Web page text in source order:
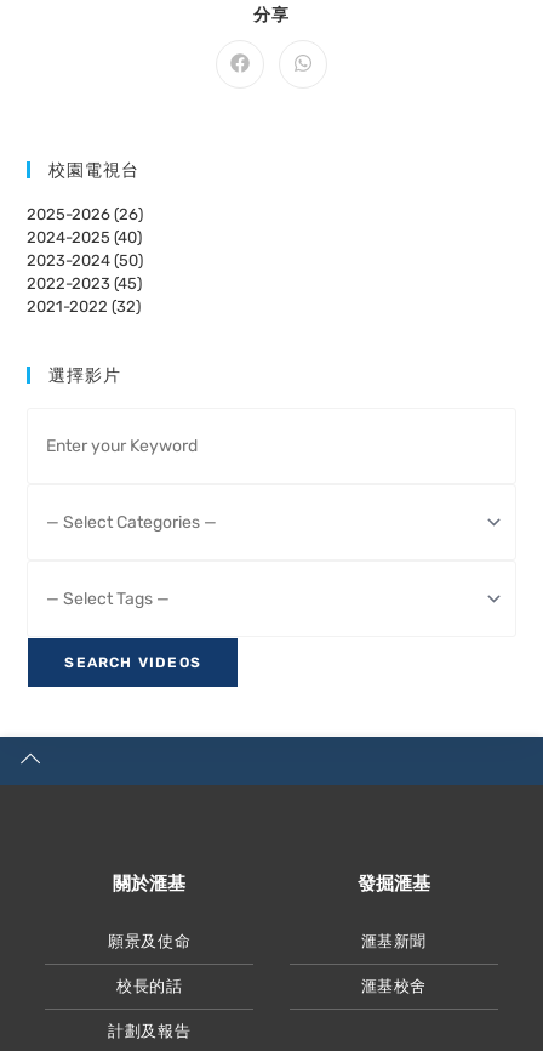
分享
CONTENT
Opens
Opens
校園電視台
2025-2026 (26)
2024-2025 (40)
2023-2024 (50)
2022-2023 (45)
2021-2022 (32)
選擇影片
關於滙基
願景及使命
校長的話
計劃及報告
發掘滙基
滙基新聞
滙基校舍